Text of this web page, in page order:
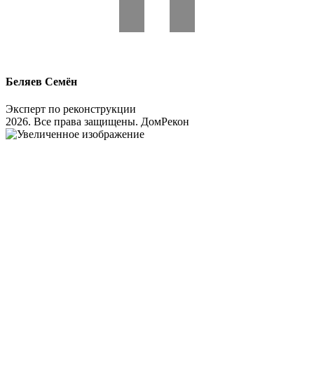
Беляев Семён
Эксперт по реконструкции
2026. Все права защищены. ДомРекон